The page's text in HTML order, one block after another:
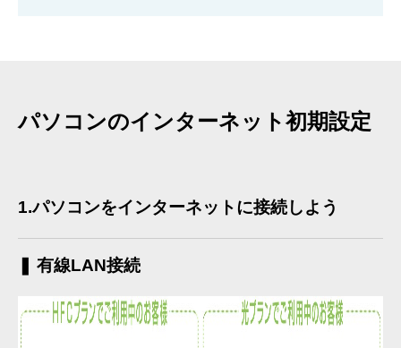
パソコンのインターネット初期設定
1.パソコンをインターネットに接続しよう
❚ 有線LAN接続